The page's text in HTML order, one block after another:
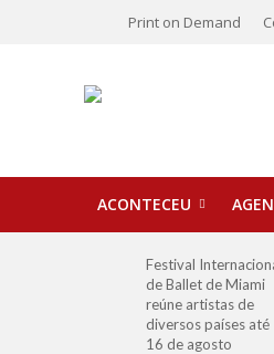
Print on Demand
ACONTECEU
Festival
de Ballet de Miami
reúne artistas de
diversos países até
16 de agosto